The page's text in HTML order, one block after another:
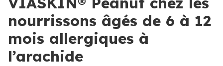
nourrissons âgés de 6 à 12
mois allergiques à
l’arachide